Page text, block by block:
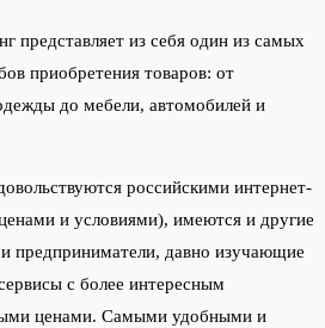
представляет из себя один из самых
приобретения товаров: от
до мебели, автомобилей и
российскими интернет-
и условиями), имеются и другие
предприниматели, давно изучающие
с более интересным
ценами. Самыми удобными и